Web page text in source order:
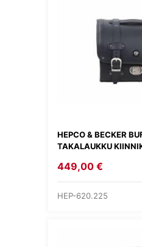
HEPCO & BECKER
TAKALAUKKU
449,00 €
HEP-620.225